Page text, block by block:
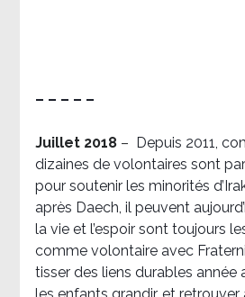
– – – – –
Juillet 2018 –
Depuis 2011,
dizaines de volontaires sont
pour soutenir les minorités
après Daech, il peuvent
la vie et l’espoir sont toujours
comme volontaire avec
tisser des liens durables année